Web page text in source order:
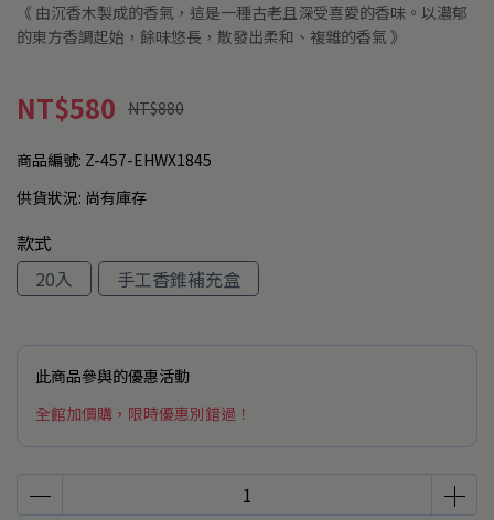
《 由沉香木製成的香氣，這是一種古老且深受喜愛的香味。以濃郁
的東方香調起始，餘味悠長，散發出柔和、複雜的香氣 》
NT$580 NT$880
商品編號: Z-457-EHWX1845
供貨狀況: 尚有庫存
款式
20入
手工香錐補充盒
此商品參與的優惠活動
全館加價購，限時優惠別錯過！